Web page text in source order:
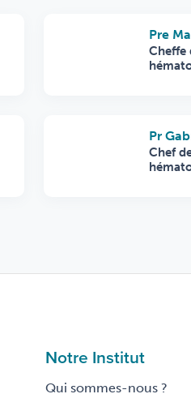
Pre
Cheffe
Pr
Chef
Notre Institut
Qui sommes-nous ?